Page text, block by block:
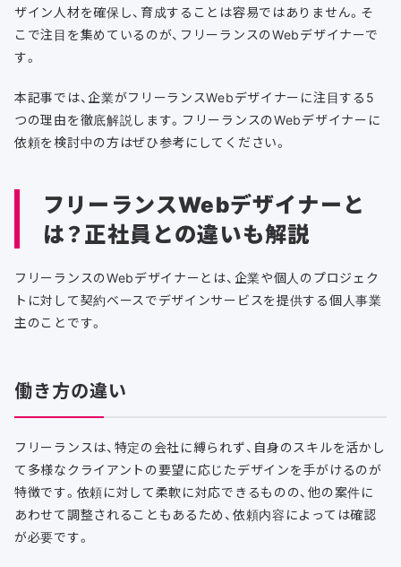
ザイン人材を確保し、育成することは容易ではありません。そ
こで注目を集めているのが、フリーランスのWebデザイナーで
す。
本記事では、企業がフリーランスWebデザイナーに注目する5
つの理由を徹底解説します。フリーランスのWebデザイナーに
依頼を検討中の方はぜひ参考にしてください。
フリーランスWebデザイナーと
は？正社員との違いも解説
フリーランスのWebデザイナーとは、企業や個人のプロジェク
トに対して契約ベースでデザインサービスを提供する個人事業
主のことです。
働き方の違い
フリーランスは、特定の会社に縛られず、自身のスキルを活かし
て多様なクライアントの要望に応じたデザインを手がけるのが
特徴です。依頼に対して柔軟に対応できるものの、他の案件に
あわせて調整されることもあるため、依頼内容によっては確認
が必要です。